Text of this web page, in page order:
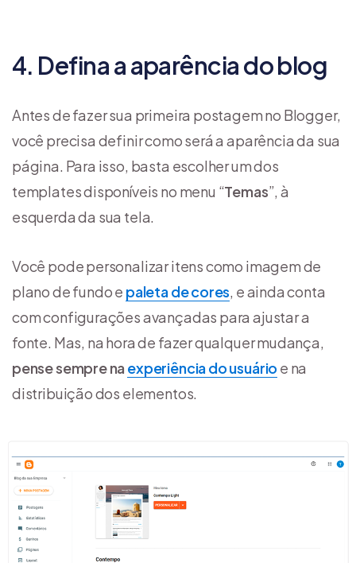
4. Defina a aparência do blog
Antes de fazer sua primeira postagem no Blogger,
você precisa definir como será a aparência da sua
página. Para isso, basta escolher um dos
templates disponíveis no menu “Temas”, à
esquerda da sua tela.
Você pode personalizar itens como imagem de
plano de fundo e paleta de cores, e ainda conta
com configurações avançadas para ajustar a
fonte. Mas, na hora de fazer qualquer mudança,
pense sempre na experiência do usuário e na
distribuição dos elementos.